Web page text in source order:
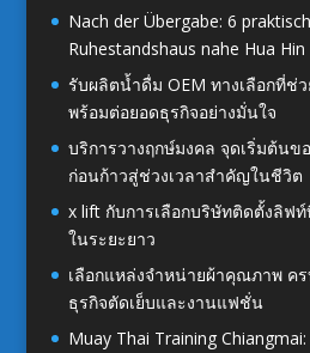
Nach der Übergabe: 6
Ruhestandshaus nahe Hua Hin
รับผลิตน้ำดื่ม OEM ทางเลือกที่ช่
พร้อมต่อยอดธุรกิจอย่างมั่นใจ
บริการวางฤกษ์มงคล จุดเริ่มต้นข
ก่อนก้าวสู่ช่วงเวลาสำคัญในชีวิต
x lift กับการเลือกบริษัทติดตั้งลิฟ
ในระยะยาว
เลือกแหล่งจำหน่ายผ้าคุณภาพ ค
ธุรกิจตัดเย็บและงานแฟชั่น
Muay Thai Training